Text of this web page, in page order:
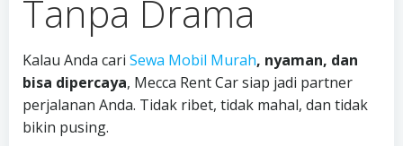
Tanpa Drama
Kalau Anda cari Sewa Mobil Murah, nyaman, dan
bisa dipercaya, Mecca Rent Car siap jadi partner
perjalanan Anda. Tidak ribet, tidak mahal, dan tidak
bikin pusing.